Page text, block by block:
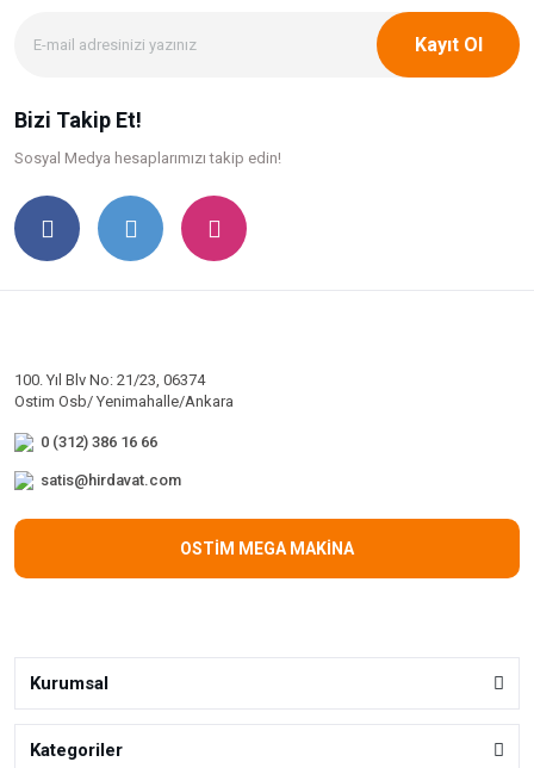
Kayıt Ol
Bizi Takip Et!
Sosyal Medya hesaplarımızı takip edin!
100. Yıl Blv No: 21/23, 06374
Ostim Osb/ Yenimahalle/Ankara
0 (312) 386 16 66
satis@hirdavat.com
OSTİM MEGA MAKİNA
Kurumsal
Kategoriler